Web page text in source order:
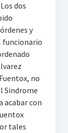
dos
y
funcionario
no
Sindrome
acabar con
tales